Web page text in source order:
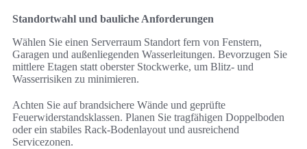
Standortwahl und bauliche Anforderungen
Wählen Sie einen Serverraum Standort fern von Fenstern,
Garagen und außenliegenden Wasserleitungen. Bevorzugen Sie
mittlere Etagen statt oberster Stockwerke, um Blitz- und
Wasserrisiken zu minimieren.
Achten Sie auf brandsichere Wände und geprüfte
Feuerwiderstandsklassen. Planen Sie tragfähigen Doppelboden
oder ein stabiles Rack-Bodenlayout und ausreichend
Servicezonen.